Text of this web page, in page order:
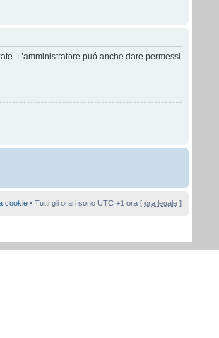
L’amministratore puó anche dare permessi
cookie • Tutti gli orari sono UTC +1 ora [ ora legale ]